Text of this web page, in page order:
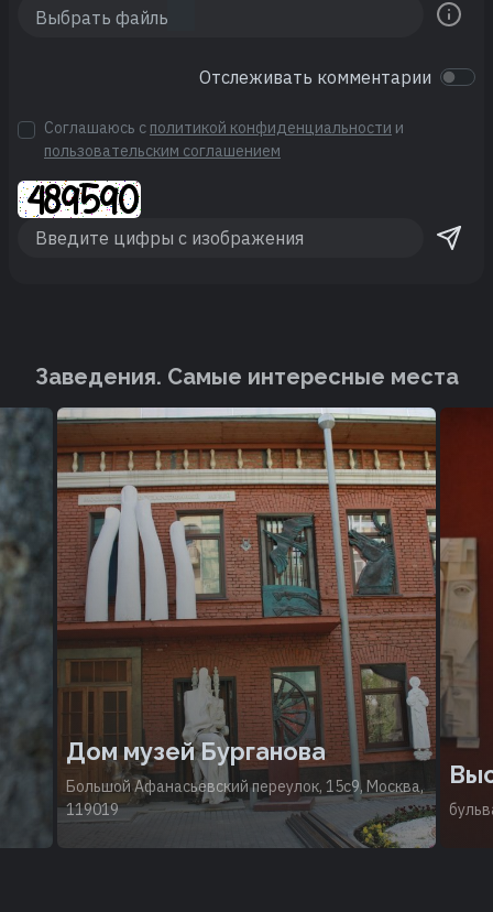
Отслеживать комментарии
Соглашаюсь с политикой конфиденциальности и
пользовательским соглашением
Заведения. Cамые интересные места
Дом музей Бурганова
Большой Афанасьевский переулок, 15с9, Москва,
119019